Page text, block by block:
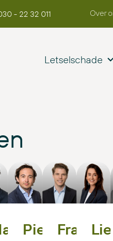
- 22 32 011 Over
Letselschade
PierreFrank